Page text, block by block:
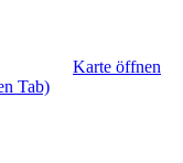
Karte öffnen
Tab)